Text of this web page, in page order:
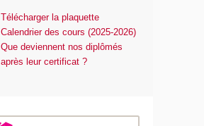
Télécharger la plaquette
Calendrier des cours (2025-2026)
Que deviennent nos diplômés
après leur certificat ?